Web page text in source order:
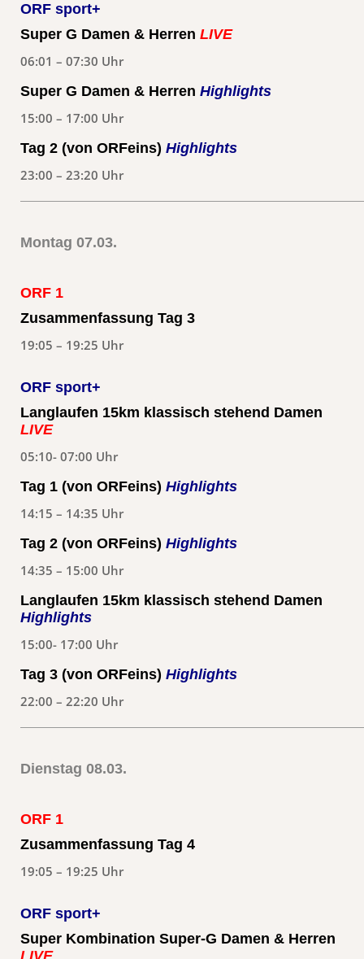
ORF sport+
Super G Damen & Herren LIVE
06:01 – 07:30 Uhr
Super G Damen & Herren Highlights
15:00 – 17:00 Uhr
Tag 2 (von ORFeins) Highlights
23:00 – 23:20 Uhr
Montag 07.03.
ORF 1
Zusammenfassung Tag 3
19:05 – 19:25 Uhr
ORF sport+
Langlaufen 15km klassisch stehend Damen
LIVE
05:10- 07:00 Uhr
Tag 1 (von ORFeins) Highlights
14:15 – 14:35 Uhr
Tag 2 (von ORFeins) Highlights
14:35 – 15:00 Uhr
Langlaufen 15km klassisch stehend Damen
Highlights
15:00- 17:00 Uhr
Tag 3 (von ORFeins) Highlights
22:00 – 22:20 Uhr
Dienstag 08.03.
ORF 1
Zusammenfassung Tag 4
19:05 – 19:25 Uhr
ORF sport+
Super Kombination Super-G Damen & Herren
LIVE